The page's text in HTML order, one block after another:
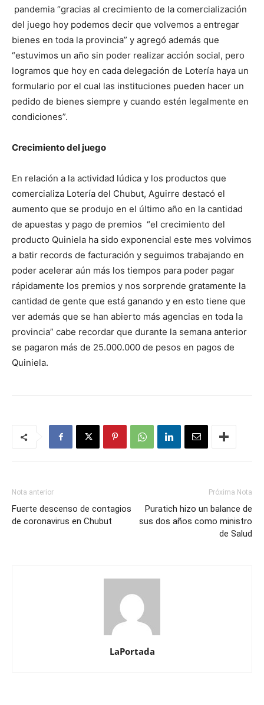
pandemia “gracias al crecimiento de la comercialización
del juego hoy podemos decir que volvemos a entregar
bienes en toda la provincia” y agregó además que
“estuvimos un año sin poder realizar acción social, pero
logramos que hoy en cada delegación de Lotería haya un
formulario por el cual las instituciones pueden hacer un
pedido de bienes siempre y cuando estén legalmente en
condiciones”.
Crecimiento del juego
En relación a la actividad lúdica y los productos que
comercializa Lotería del Chubut, Aguirre destacó el
aumento que se produjo en el último año en la cantidad
de apuestas y pago de premios “el crecimiento del
producto Quiniela ha sido exponencial este mes volvimos
a batir records de facturación y seguimos trabajando en
poder acelerar aún más los tiempos para poder pagar
rápidamente los premios y nos sorprende gratamente la
cantidad de gente que está ganando y en esto tiene que
ver además que se han abierto más agencias en toda la
provincia” cabe recordar que durante la semana anterior
se pagaron más de 25.000.000 de pesos en pagos de
Quiniela.
Nota anterior
Fuerte descenso de contagios
de coronavirus en Chubut
Próxima Nota
Puratich hizo un balance de
sus dos años como ministro
de Salud
LaPortada